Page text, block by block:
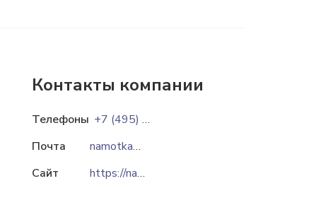
Контакты компании
Телефоны
+7 (495) 181-51-34
Почта
namotka@namotka.ru
Сайт
https://namotka.com